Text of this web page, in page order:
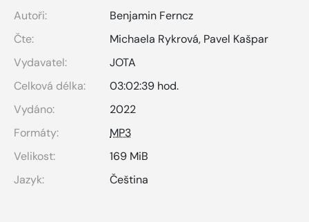
Autoři:
Benjamin Ferncz
Čte:
Michaela Rykrová, Pavel Kašpar
Vydavatel:
JOTA
Celková délka:
03:02:39 hod.
Vydáno:
2022
Formáty:
MP3
Velikost:
169 MiB
Jazyk:
Čeština